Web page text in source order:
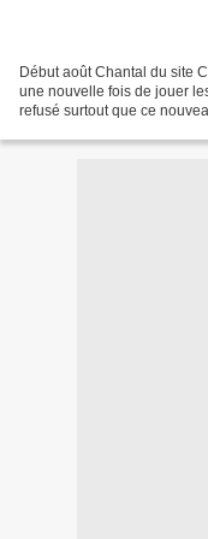
Début août Chantal du site
une nouvelle fois de jouer
refusé surtout que ce